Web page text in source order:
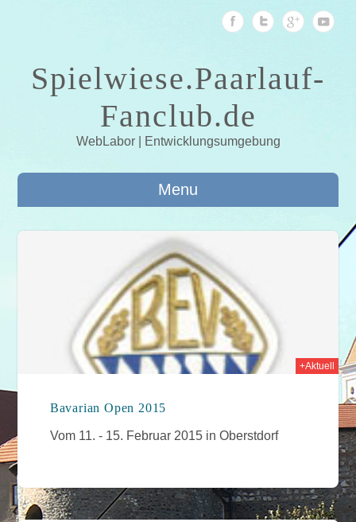
Spielwiese.Paarlauf-
Fanclub.de
WebLabor | Entwicklungsumgebung
Menu
+Aktuell
Bavarian Open 2015
Vom 11. - 15. Februar 2015 in Oberstdorf